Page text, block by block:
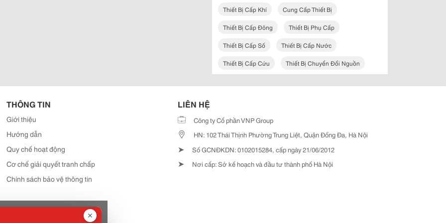
Thiết Bị Cấp Khí Cung Cấp Thiết Bị
Thiết Bị Cấp Đông Thiết Bị Phụ Cấp
Thiết Bị Cấp Số Thiết Bị Cấp Nước
Thiết Bị Cấp Cứu Thiết Bị Chuyển Đổi Nguồn
THÔNG TIN
Giới thiệu
Hướng dẫn
Quy chế hoạt động
Cơ chế giải quyết tranh chấp
Chính sách bảo vệ thông tin
LIÊN HỆ
Công ty Cổ phần VNP Group
HN: 102 Thái Thịnh Phường Trung Liệt, Quận Đống Đa, Hà Nội
➤ Số GCNĐKDN: 0102015284, cấp ngày 21/06/2012
➤ Nơi cấp: Sở kế hoạch và đầu tư thành phố Hà Nội